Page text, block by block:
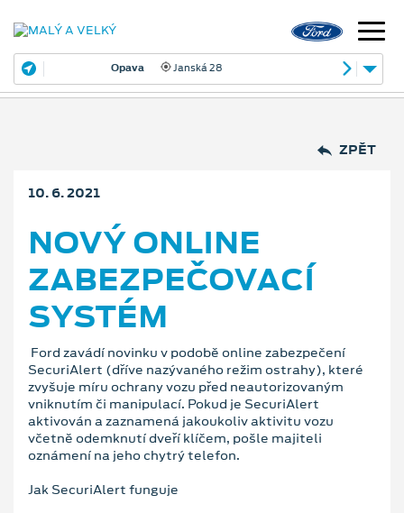
Janská 28
ZPĚT
10. 6. 2021
NOVÝ ONLINE
ZABEZPEČOVACÍ
SYSTÉM
Ford zavádí novinku v podobě online zabezpečení
SecuriAlert (dříve nazývaného režim ostrahy), které
zvyšuje míru ochrany vozu před neautorizovaným
vniknutím či manipulací. Pokud je SecuriAlert
aktivován a zaznamená jakoukoliv aktivitu vozu
včetně odemknutí dveří klíčem, pošle majiteli
oznámení na jeho chytrý telefon.
Jak SecuriAlert funguje